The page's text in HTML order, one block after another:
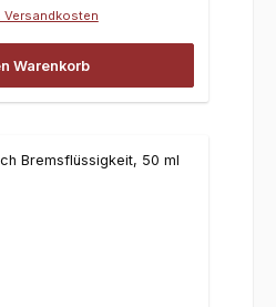
Versandkosten
Warenkorb